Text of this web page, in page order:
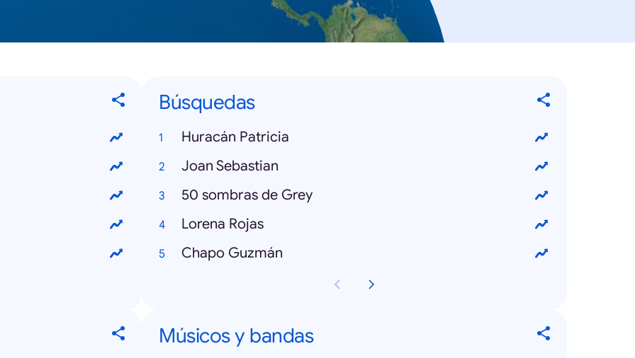
Búsquedas
Huracán Patricia
Joan Sebastian
50 sombras de Grey
Lorena Rojas
Chapo Guzmán
Músicos y bandas